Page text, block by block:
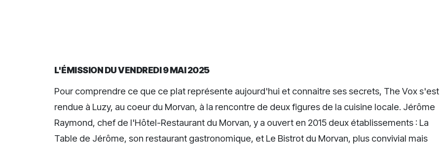
L'ÉMISSION DU VENDREDI 9 MAI 2025
Pour comprendre ce que ce plat représente aujourd'hui et connaitre ses secrets, The Vox s'est
rendue à Luzy, au coeur du Morvan, à la rencontre de deux figures de la cuisine locale. Jérôme
Raymond, chef de l'Hôtel-Restaurant du Morvan, y a ouvert en 2015 deux établissements : La
Table de Jérôme, son restaurant gastronomique, et Le Bistrot du Morvan, plus convivial mais